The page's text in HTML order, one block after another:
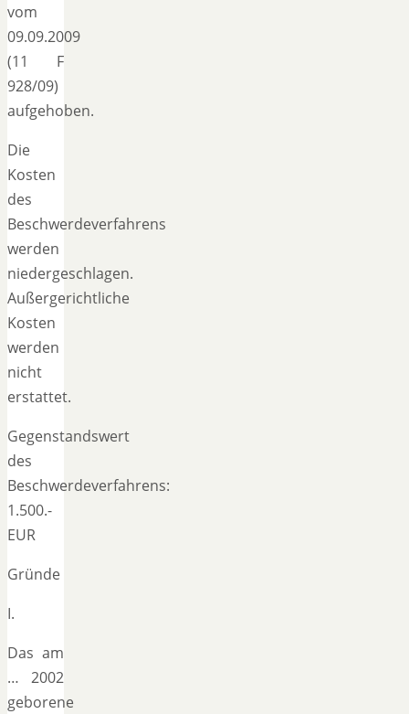
vom
09.09.2009
(11 F
928/09)
aufgehoben.
Die
Kosten
des
Beschwerdeverfahrens
werden
niedergeschlagen.
Außergerichtliche
Kosten
werden
nicht
erstattet.
Gegenstandswert
des
Beschwerdeverfahrens:
1.500.-
EUR
Gründe
I.
Das am
… 2002
geborene